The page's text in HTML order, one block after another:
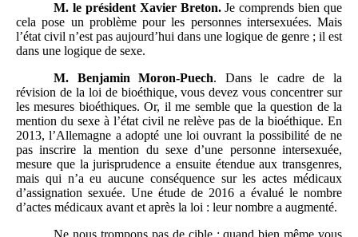
M. le président Xavier Breton.Je comprends bien que
cela pose un problème pour les personnes intersexuées. Mais
l’état civil n’est pas aujourd’hui dans une logique de genre ; il est
dans une logique de sexe.
M.
Benjamin Moron-Puech. Dans le cadre de la
révision de la loi de bioéthique, vous devez vous concentrer sur
les mesures bioéthiques. Or, il me semble que la question de la
mention du sexe à l’état civil ne relève pas de la bioéthique. En
2013, l’Allemagne a adopté une loi ouvrant la possibilité de ne
pas inscrire la mention du sexe d’une personne intersexuée,
mesure que la jurisprudence a ensuite étendue aux transgenres,
mais qui n’a eu aucune conséquence sur les actes médicaux
d’assignation sexuée. Une étude de 2016 a évalué le nombre
d’actes médicaux avant et après la loi : leur nombre a augmenté.
Ne nous trompons pas de cible : quand bien même vous